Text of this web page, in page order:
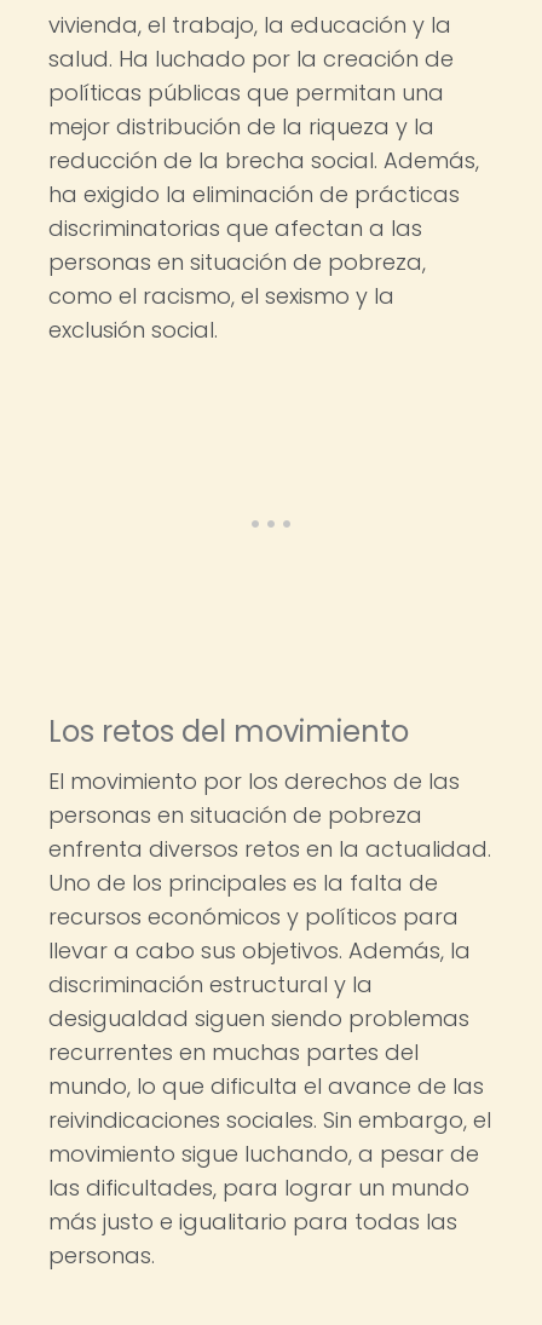
vivienda, el trabajo, la educación y la
salud. Ha luchado por la creación de
políticas públicas que permitan una
mejor distribución de la riqueza y la
reducción de la brecha social. Además,
ha exigido la eliminación de prácticas
discriminatorias que afectan a las
personas en situación de pobreza,
como el racismo, el sexismo y la
exclusión social.
Los retos del movimiento
El movimiento por los derechos de las
personas en situación de pobreza
enfrenta diversos retos en la actualidad.
Uno de los principales es la falta de
recursos económicos y políticos para
llevar a cabo sus objetivos. Además, la
discriminación estructural y la
desigualdad siguen siendo problemas
recurrentes en muchas partes del
mundo, lo que dificulta el avance de las
reivindicaciones sociales. Sin embargo, el
movimiento sigue luchando, a pesar de
las dificultades, para lograr un mundo
más justo e igualitario para todas las
personas.